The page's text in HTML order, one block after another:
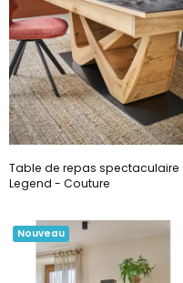
Table de repas spectaculaire
Legend - Couture
Nouveau